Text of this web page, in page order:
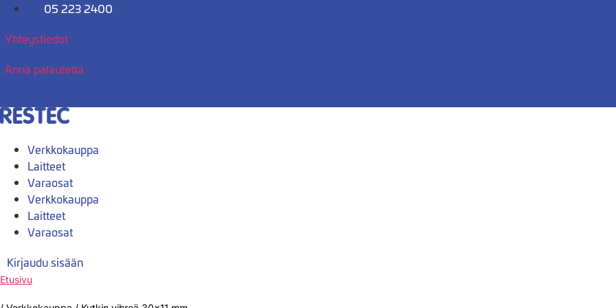
Mene
05 223 2400
Yhteystiedot
Anna palautetta
Verkkokauppa
Laitteet
Varaosat
Verkkokauppa
Laitteet
Varaosat
Kirjaudu sisään
Etusivu